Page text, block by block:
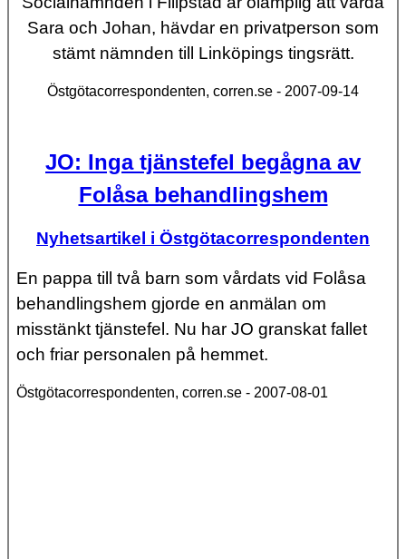
Sara och Johan, hävdar en privatperson som
stämt nämnden till Linköpings tingsrätt.
Östgötacorrespondenten, corren.se - 2007-09-14
JO: Inga tjänstefel begågna av
Folåsa behandlingshem
Nyhetsartikel i Östgötacorrespondenten
En pappa till två barn som vårdats vid Folåsa
behandlingshem gjorde en anmälan om
misstänkt tjänstefel. Nu har JO granskat fallet
och friar personalen på hemmet.
Östgötacorrespondenten, corren.se - 2007-08-01